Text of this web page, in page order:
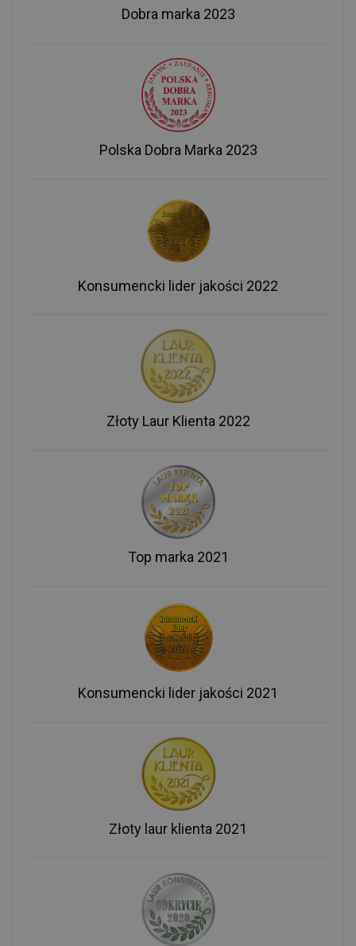
Dobra marka 2023
Polska Dobra Marka 2023
Konsumencki lider jakości 2022
Złoty Laur Klienta 2022
Top marka 2021
Konsumencki lider jakości 2021
Złoty laur klienta 2021